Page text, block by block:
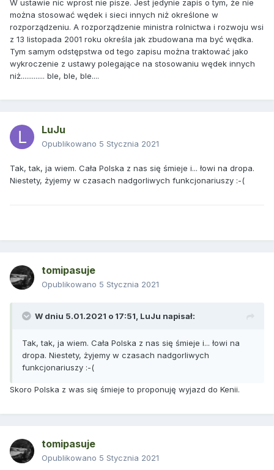
W ustawie nic wprost nie pisze. Jest jedynie zapis o tym, że nie
można stosować wędek i sieci innych niż określone w
rozporządzeniu. A rozporządzenie ministra rolnictwa i rozwoju wsi
z 13 listopada 2001 roku określa jak zbudowana ma być wędka.
Tym samym odstępstwa od tego zapisu można traktować jako
wykroczenie z ustawy polegające na stosowaniu wędek innych
niż............. ble, ble, ble....
LuJu
Opublikowano 5 Stycznia 2021
Tak, tak, ja wiem. Cała Polska z nas się śmieje i... łowi na dropa.
Niestety, żyjemy w czasach nadgorliwych funkcjonariuszy :-(
tomipasuje
Opublikowano 5 Stycznia 2021
W dniu 5.01.2021 o 17:51, LuJu napisał:
Tak, tak, ja wiem. Cała Polska z nas się śmieje i... łowi na
dropa. Niestety, żyjemy w czasach nadgorliwych
funkcjonariuszy :-(
Skoro Polska z was się śmieje to proponuję wyjazd do Kenii.
tomipasuje
Opublikowano 5 Stycznia 2021